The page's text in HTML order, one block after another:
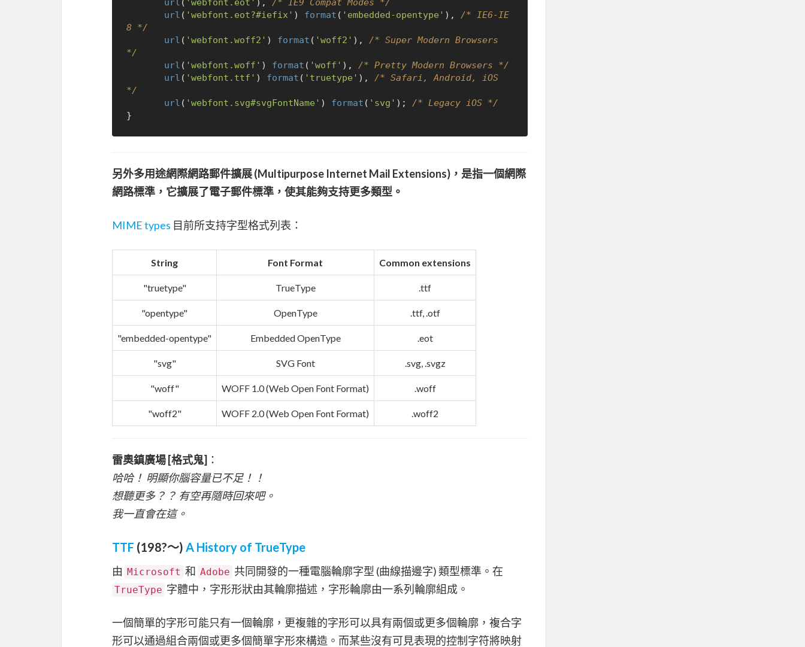
url ( 'webfont.eot' ), /* IE9 Compat Modes */
url ( 'webfont.eot?#iefix' ) format ( 'embedded-opentype' ), /* IE6-IE
8 */
url ( 'webfont.woff2' ) format ( 'woff2' ), /* Super Modern Browsers
*/
url ( 'webfont.woff' ) format ( 'woff' ), /* Pretty Modern Browsers */
url ( 'webfont.ttf' ) format ( 'truetype' ), /* Safari, Android, iOS
*/
url ( 'webfont.svg#svgFontName' ) format ( 'svg' ); /* Legacy iOS */
另外多用途網際網路郵件擴展 (Multipurpose Internet Mail Extensions)，是指一個網際
網路標準，它擴展了電子郵件標準，使其能夠支持更多類型。
MIME types 目前所支持字型格式列表：
String Font Format Common extensions
"truetype" TrueType .ttf
"opentype" OpenType .ttf, .otf
"embedded-opentype" Embedded OpenType .eot
"svg" SVG Font .svg, .svgz
"woff" WOFF 1.0 (Web Open Font Format) .woff
"woff2" WOFF 2.0 (Web Open Font Format) .woff2
雷奧鎮廣場 [格式鬼] ：
哈哈！ 明顯你腦容量已不足！！
想聽更多？？ 有空再隨時回來吧。
我一直會在這。
TTF (198?～) A History of TrueType
由 Microsoft 和 Adobe 共同開發的一種電腦輪廓字型 (曲線描邊字) 類型標準。在
TrueType 字體中，字形形狀由其輪廓描述，字形輪廓由一系列輪廓組成。
一個簡單的字形可能只有一個輪廓，更複雜的字形可以具有兩個或更多個輪廓，複合字
形可以通過組合兩個或更多個簡單字形來構造。而某些沒有可見表現的控制字符將映射